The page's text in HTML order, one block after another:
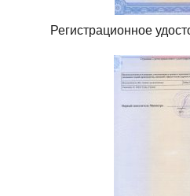
Регистрационное